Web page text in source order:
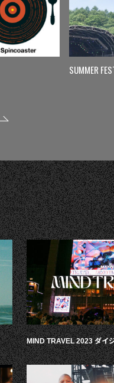
SUMMER
MIND TRAVEL 2023 ダイ